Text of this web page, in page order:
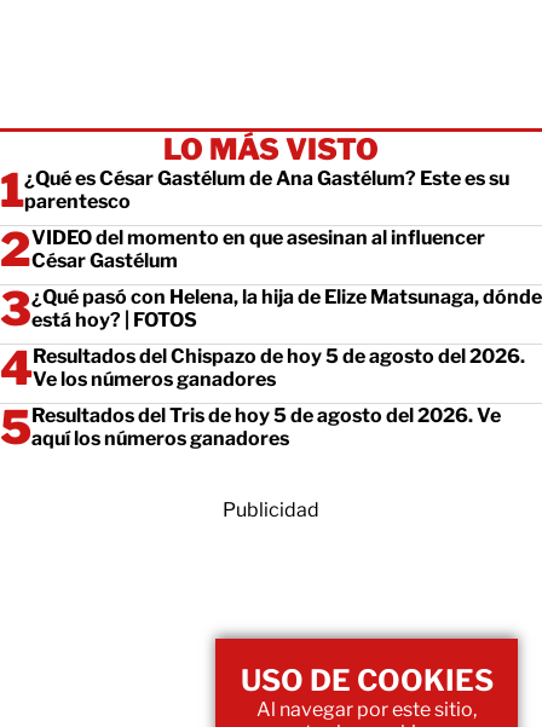
LO MÁS VISTO
¿Qué es César Gastélum de Ana Gastélum? Este es su
parentesco
VIDEO del momento en que asesinan al influencer
César Gastélum
¿Qué pasó con Helena, la hija de Elize Matsunaga, dónde
está hoy? | FOTOS
Resultados del Chispazo de hoy 5 de agosto del 2026.
Ve los números ganadores
Resultados del Tris de hoy 5 de agosto del 2026. Ve
aquí los números ganadores
Publicidad
USO DE COOKIES
Al navegar por este sitio,